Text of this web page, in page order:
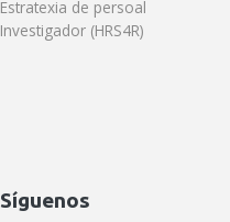
Estratexia de persoal
Investigador (HRS4R)
Síguenos